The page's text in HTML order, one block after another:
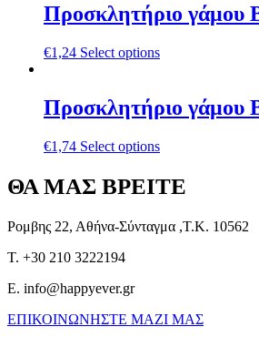
Προσκλητήριο γάμου
€1,24 Select options
Προσκλητήριο γάμου
€1,74 Select options
ΘΑ ΜΑΣ ΒΡΕΙΤΕ
Ρομβης 22, Αθήνα-Σύνταγμα ,Τ.Κ. 10562
T. +30 210 3222194
E. info@happyever.gr
ΕΠΙΚΟΙΝΩΝΗΣΤΕ ΜΑΖΙ ΜΑΣ